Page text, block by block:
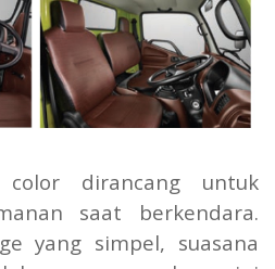
dirancang untuk
saat berkendara.
yang simpel, suasana